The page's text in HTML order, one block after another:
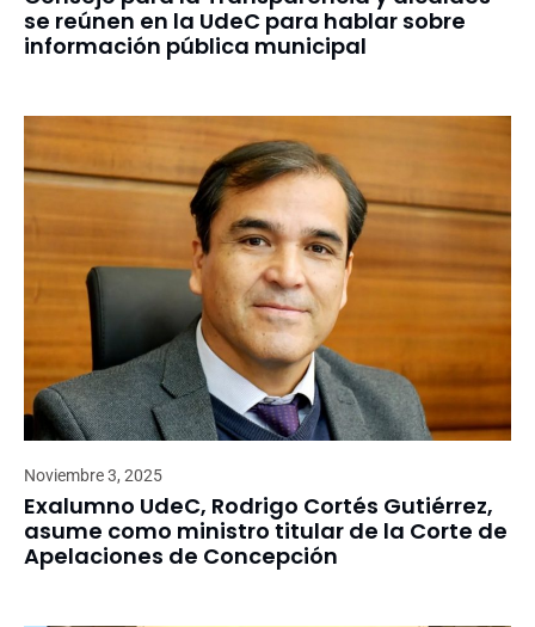
se reúnen en la UdeC para hablar sobre
información pública municipal
Noviembre 3, 2025
Exalumno UdeC, Rodrigo Cortés Gutiérrez,
asume como ministro titular de la Corte de
Apelaciones de Concepción